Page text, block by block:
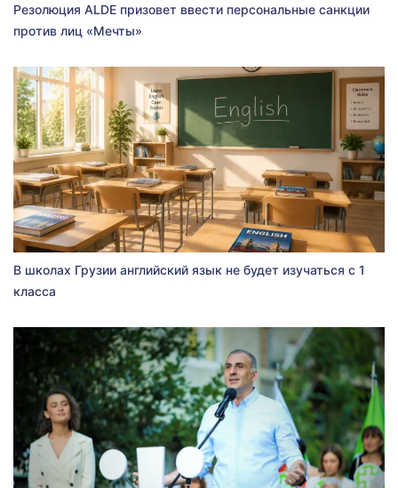
Резолюция ALDE призовет ввести персональные санкции
против лиц «Мечты»
В школах Грузии английский язык не будет изучаться с 1
класса